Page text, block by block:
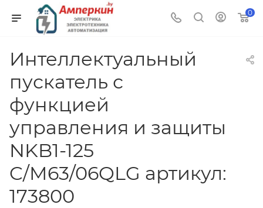
0
Интеллектуальный
пускатель с
функцией
управления и защиты
NKB1-125
C/M63/06QLG артикул:
173800